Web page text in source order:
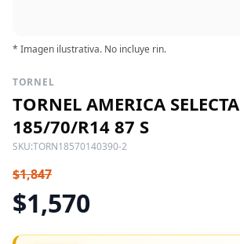
* Imagen ilustrativa. No incluye rin.
TORNEL
TORNEL AMERICA SELECTA
185/70/R14 87 S
SKU:TORN18570140390-2
$1,847
$1,570